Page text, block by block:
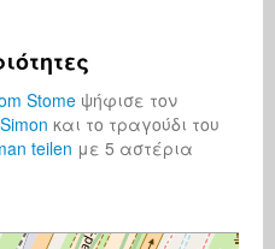
Stome ψήφισε τον
και το τραγούδι του
teilen με 5 αστέρια